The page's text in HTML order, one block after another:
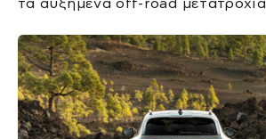
τα αυξημένα off-road μετατρόχια